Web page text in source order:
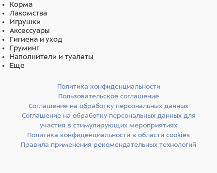
Корма
Лакомства
Игрушки
Аксессуары
Гигиена и уход
Груминг
Наполнители и туалеты
Еще
Политика конфиденциальности
Пользовательское соглашение
Соглашение на обработку персональных данных
Соглашение на обработку персональных данных для
участия в стимулирующих мероприятиях
Политика конфиденциальности в области cookies
Правила применения рекомендательных технологий